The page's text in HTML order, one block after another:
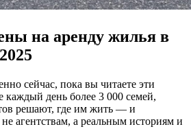
на аренду жилья в
сейчас, пока вы читаете эти
каждый день более 3 000 семей,
решают, где им жить — и
агентствам, а реальным историям и